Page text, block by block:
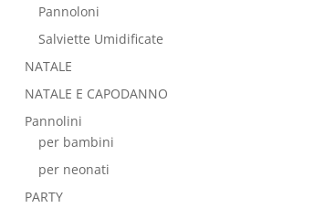
Pannoloni
Salviette Umidificate
NATALE
NATALE E CAPODANNO
Pannolini
per bambini
per neonati
PARTY